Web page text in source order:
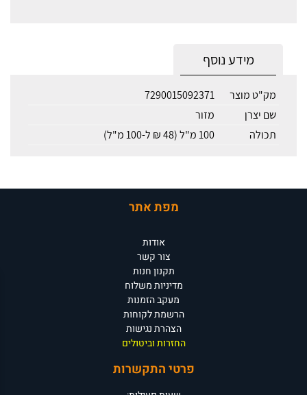
מידע נוסף
מק"ט מוצר
7290015092371
שם יצרן
מזור
תכולה
100 מ"ל (48 ₪ ל-100 מ"ל)
מפת אתר
אודות
צור קשר
תקנון חנות
מדיניות משלוח
מעקב הזמנות
הרשמת לקוחות
הצהרת נגישות
החזרות וביטולים
פרטי התקשרות